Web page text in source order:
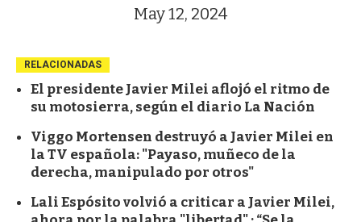
May 12, 2024
RELACIONADAS
El presidente Javier Milei aflojó el ritmo de
su motosierra, según el diario La Nación
Viggo Mortensen destruyó a Javier Milei en
la TV española: "Payaso, muñeco de la
derecha, manipulado por otros"
Lali Espósito volvió a criticar a Javier Milei,